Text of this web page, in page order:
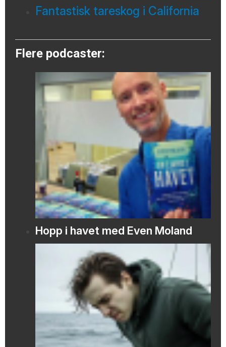
Fantastisk tareskog i California
Flere podcaster:
Hopp i havet med Even Moland